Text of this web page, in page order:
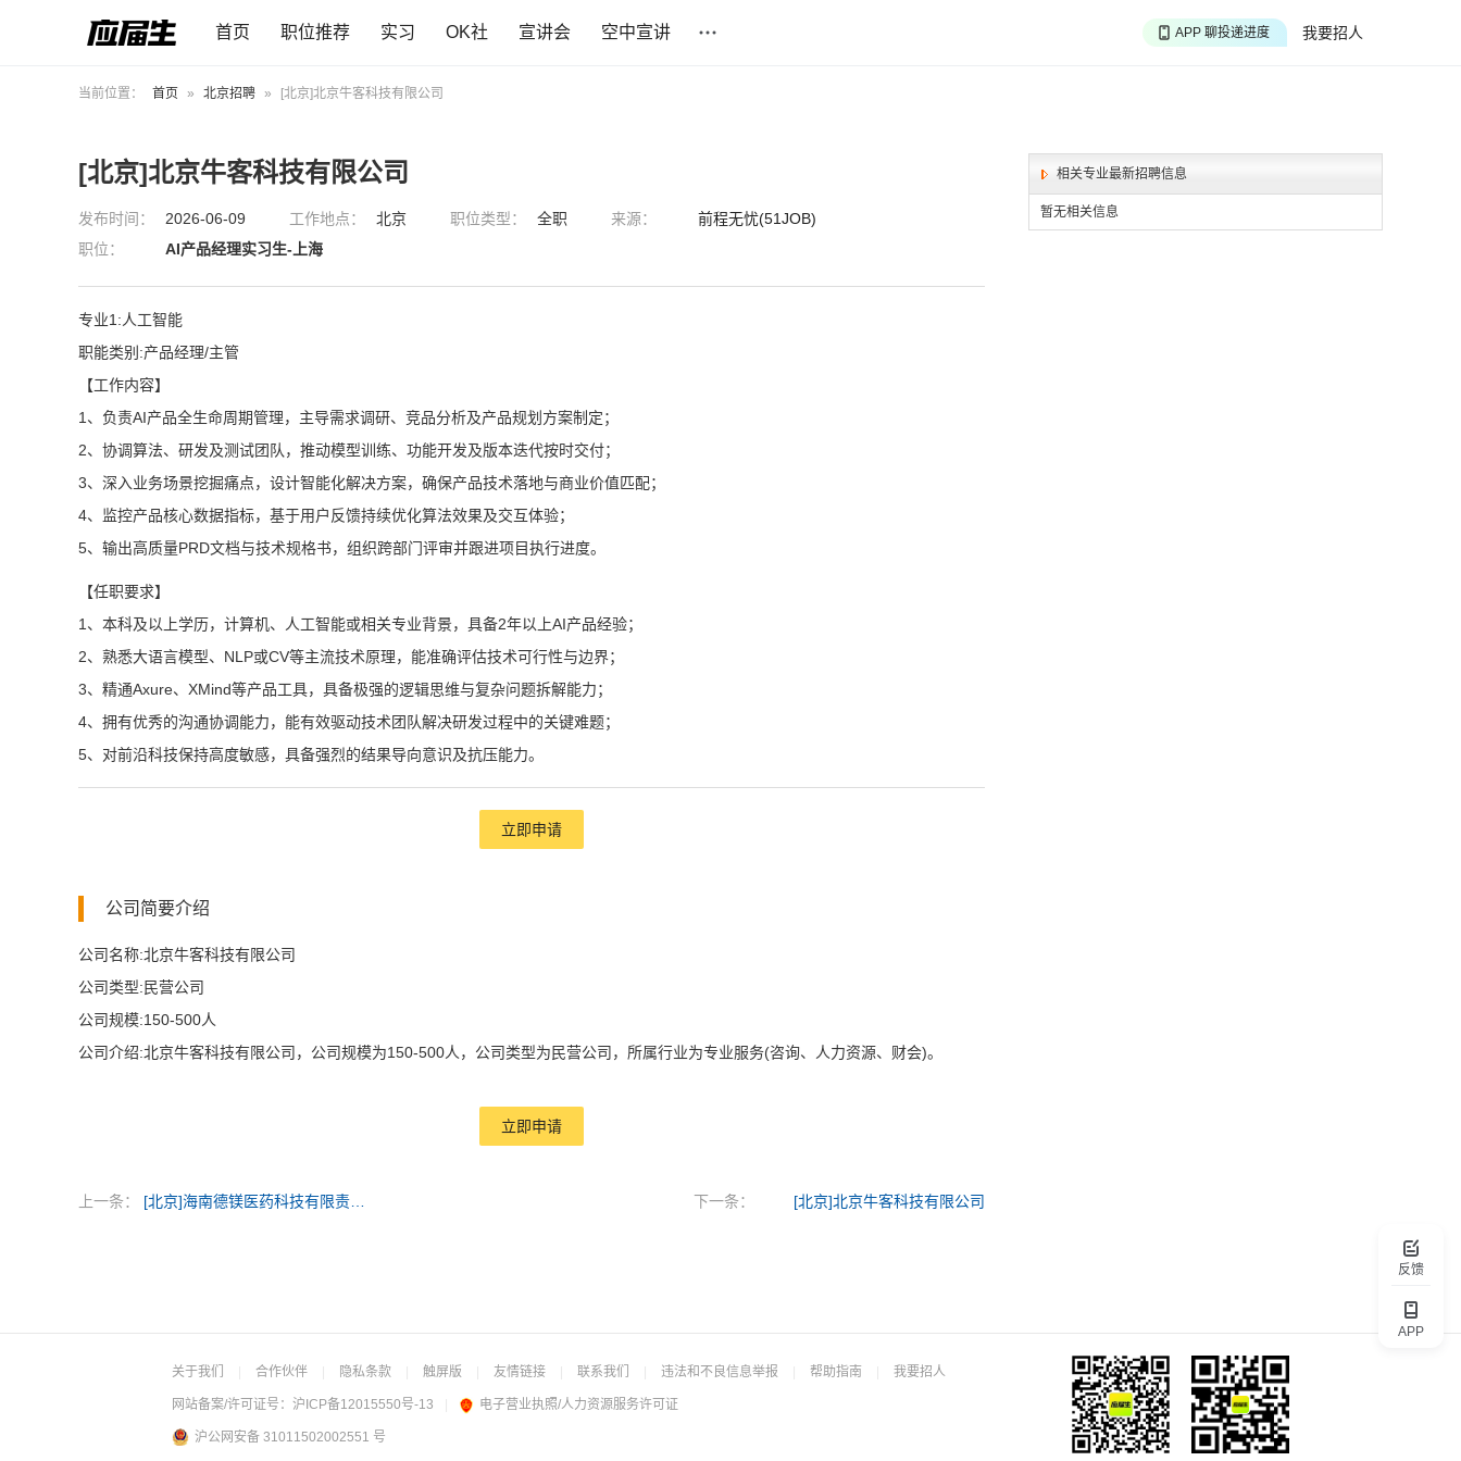
反馈
APP
首页 职位推荐 实习 OK社 宣讲会 空中宣讲 我要招人
APP 聊投递进度
当前位置： 首页 » 北京招聘 » [北京]北京牛客科技有限公司
[北京]北京牛客科技有限公司
发布时间： 2026-06-09 工作地点： 北京 职位类型： 全职 来源：
前程无忧(51JOB)
职位：
AI产品经理实习生-上海
专业1:人工智能
职能类别:产品经理/主管
【工作内容】
1、负责AI产品全生命周期管理，主导需求调研、竞品分析及产品规划方案制定；
2、协调算法、研发及测试团队，推动模型训练、功能开发及版本迭代按时交付；
3、深入业务场景挖掘痛点，设计智能化解决方案，确保产品技术落地与商业价值匹配；
4、监控产品核心数据指标，基于用户反馈持续优化算法效果及交互体验；
5、输出高质量PRD文档与技术规格书，组织跨部门评审并跟进项目执行进度。
【任职要求】
1、本科及以上学历，计算机、人工智能或相关专业背景，具备2年以上AI产品经验；
2、熟悉大语言模型、NLP或CV等主流技术原理，能准确评估技术可行性与边界；
3、精通Axure、XMind等产品工具，具备极强的逻辑思维与复杂问题拆解能力；
4、拥有优秀的沟通协调能力，能有效驱动技术团队解决研发过程中的关键难题；
5、对前沿科技保持高度敏感，具备强烈的结果导向意识及抗压能力。
立即申请
公司简要介绍
公司名称:北京牛客科技有限公司
公司类型:民营公司
公司规模:150-500人
公司介绍:北京牛客科技有限公司，公司规模为150-500人，公司类型为民营公司，所属行业为专业服务(咨询、人力资源、财会)。
立即申请
上一条： [北京]海南德镁医药科技有限责任公司 下一条： [北京]北京牛客科技有限公司
相关专业最新招聘信息
暂无相关信息
关于我们 合作伙伴 隐私条款 触屏版 友情链接 联系我们 违法和不良信息举报 帮助指南 我要招人
网站备案/许可证号： 沪ICP备12015550号-13 电子营业执照/人力资源服务许可证
沪公网安备 31011502002551 号